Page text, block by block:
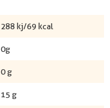
288 kj/69 kcal
0g
0 g
15 g